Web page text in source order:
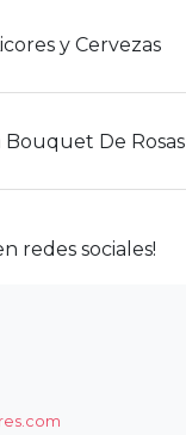
y Cervezas
Bouquet De Rosas
redes sociales!